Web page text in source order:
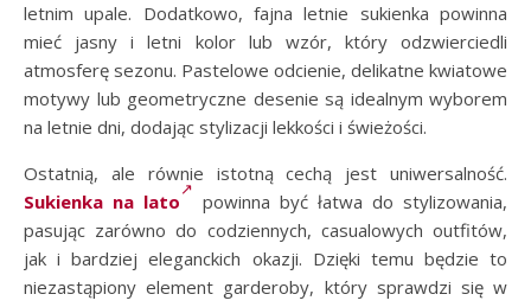
letnim upale. Dodatkowo, fajna letnie sukienka powinna
mieć jasny i letni kolor lub wzór, który odzwierciedli
atmosferę sezonu. Pastelowe odcienie, delikatne kwiatowe
motywy lub geometryczne desenie są idealnym wyborem
na letnie dni, dodając stylizacji lekkości i świeżości.
Ostatnią, ale równie istotną cechą jest uniwersalność.
Sukienka na lato
powinna być łatwa do stylizowania,
pasując zarówno do codziennych, casualowych outfitów,
jak i bardziej eleganckich okazji. Dzięki temu będzie to
niezastąpiony element garderoby, który sprawdzi się w